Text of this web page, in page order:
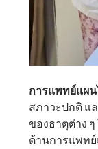
การแพทย์แผ
สภาวะปกติ แ
ของธาตุต่าง
ด้านการแพท